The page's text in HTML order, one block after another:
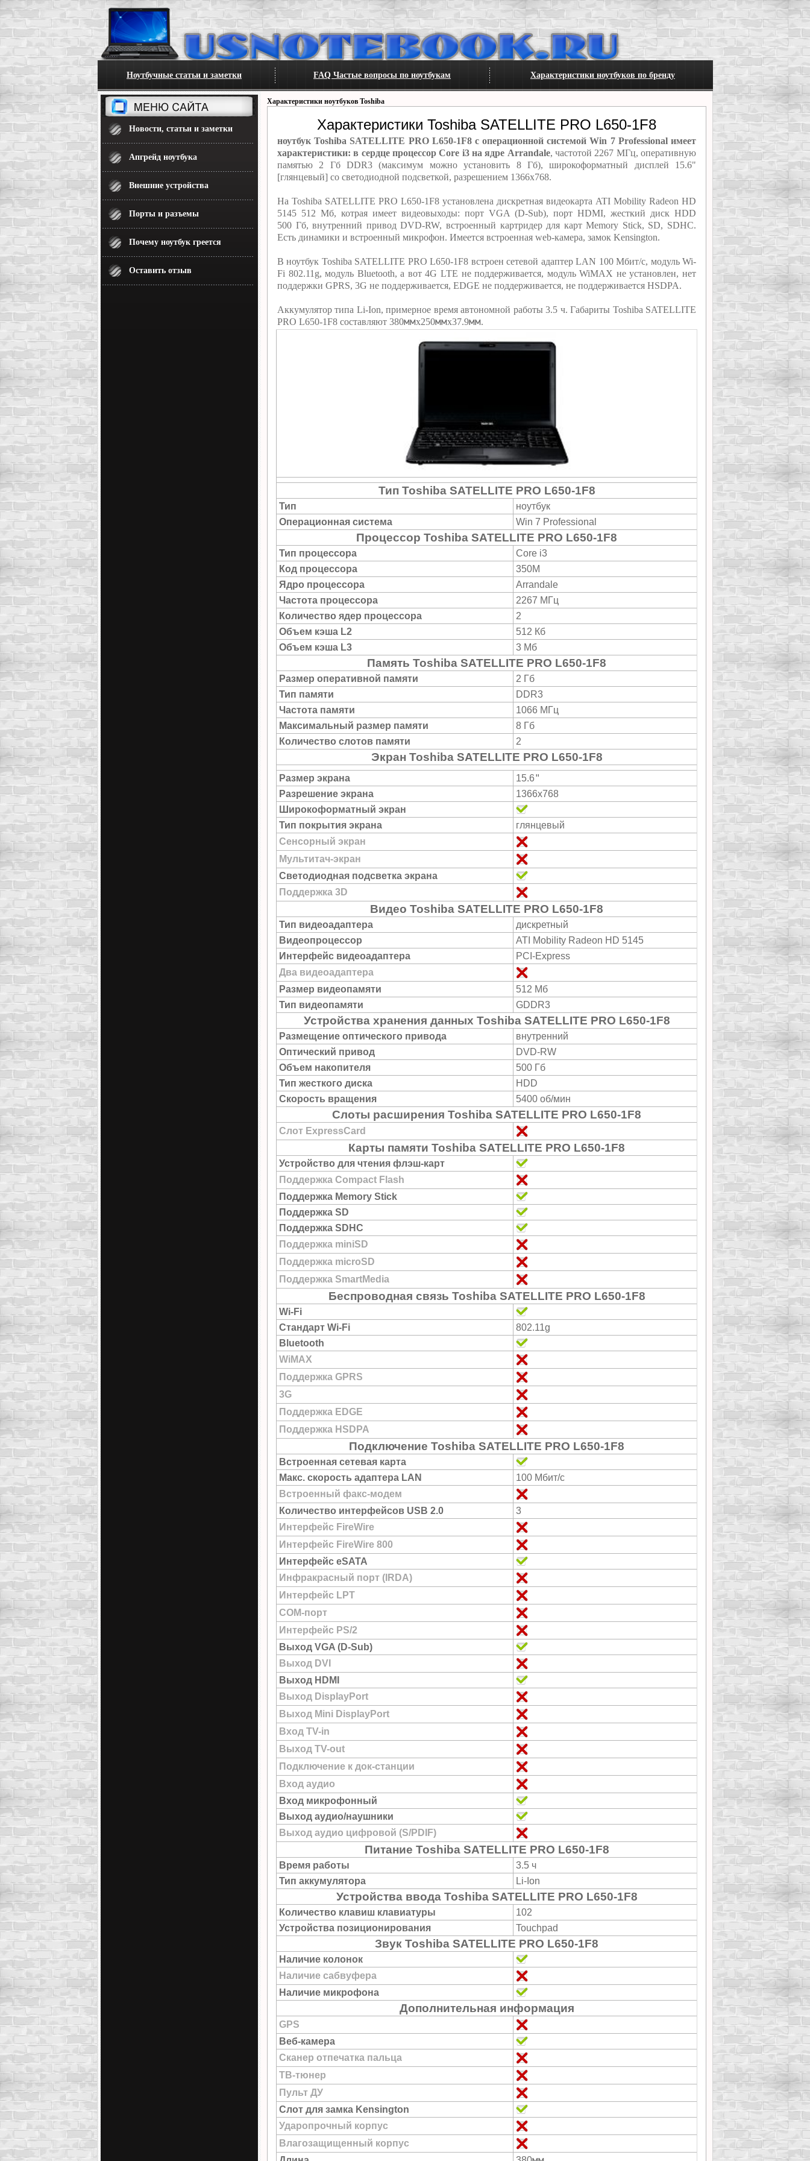
Ноутбучные статьи и заметки FAQ Частые вопросы по ноутбукам Характеристики ноутбуков по бренду
Новости, статьи и заметки
Апгрейд ноутбука
Внешние устройства
Порты и разъемы
Почему ноутбук греется
Оставить отзыв
Характеристики ноутбуков Toshiba
Характеристики Toshiba SATELLITE PRO L650-1F8
ноутбук Toshiba SATELLITE PRO L650-1F8 с операционной системой Win 7 Professional имеет
характеристики: в сердце процессор Core i3 на ядре Arrandale, частотой 2267 МГц, оперативную
памятью 2 Гб DDR3 (максимум можно установить 8 Гб), широкоформатный дисплей 15.6"
[глянцевый] со светодиодной подсветкой, разрешением 1366x768.
На Toshiba SATELLITE PRO L650-1F8 установлена дискретная видеокарта ATI Mobility Radeon HD
5145 512 Мб, котрая имеет видеовыходы: порт VGA (D-Sub), порт HDMI, жесткий диск HDD
500 Гб, внутренний привод DVD-RW, встроенный картридер для карт Memory Stick, SD, SDHC.
Есть динамики и встроенный микрофон. Имеется встроенная web-камера, замок Kensington.
В ноутбук Toshiba SATELLITE PRO L650-1F8 встроен сетевой адаптер LAN 100 Мбит/с, модуль Wi-
Fi 802.11g, модуль Bluetooth, а вот 4G LTE не поддерживается, модуль WiMAX не установлен, нет
поддержки GPRS, 3G не поддерживается, EDGE не поддерживается, не поддерживается HSDPA.
Аккумулятор типа Li-Ion, примерное время автономной работы 3.5 ч. Габариты Toshiba SATELLITE
PRO L650-1F8 составляют 380ммх250ммх37.9мм.
Тип Toshiba SATELLITE PRO L650-1F8
Тип
ноутбук
Операционная система
Win 7 Professional
Процессор Toshiba SATELLITE PRO L650-1F8
Тип процессора
Core i3
Код процессора
350M
Ядро процессора
Arrandale
Частота процессора
2267 МГц
Количество ядер процессора
2
Объем кэша L2
512 Кб
Объем кэша L3
3 Мб
Память Toshiba SATELLITE PRO L650-1F8
Размер оперативной памяти
2 Гб
Тип памяти
DDR3
Частота памяти
1066 МГц
Максимальный размер памяти
8 Гб
Количество слотов памяти
2
Экран Toshiba SATELLITE PRO L650-1F8
Размер экрана 15.6"
Разрешение экрана
1366x768
Широкоформатный экран
Тип покрытия экрана
глянцевый
Сенсорный экран
Мультитач-экран
Светодиодная подсветка экрана
Поддержка 3D
Видео Toshiba SATELLITE PRO L650-1F8
Тип видеоадаптера
дискретный
Видеопроцессор
ATI Mobility Radeon HD 5145
Интерфейс видеоадаптера
PCI-Express
Два видеоадаптера
Размер видеопамяти
512 Мб
Тип видеопамяти
GDDR3
Устройства хранения данных Toshiba SATELLITE PRO L650-1F8
Размещение оптического привода
внутренний
Оптический привод
DVD-RW
Объем накопителя
500 Гб
Тип жесткого диска
HDD
Скорость вращения
5400 об/мин
Слоты расширения Toshiba SATELLITE PRO L650-1F8
Слот ExpressCard
Карты памяти Toshiba SATELLITE PRO L650-1F8
Устройство для чтения флэш-карт
Поддержка Compact Flash
Поддержка Memory Stick
Поддержка SD
Поддержка SDHC
Поддержка miniSD
Поддержка microSD
Поддержка SmartMedia
Беспроводная связь Toshiba SATELLITE PRO L650-1F8
Wi-Fi
Стандарт Wi-Fi
802.11g
Bluetooth
WiMAX
Поддержка GPRS
3G
Поддержка EDGE
Поддержка HSDPA
Подключение Toshiba SATELLITE PRO L650-1F8
Встроенная сетевая карта
Макс. скорость адаптера LAN
100 Мбит/с
Встроенный факс-модем
Количество интерфейсов USB 2.0
3
Интерфейс FireWire
Интерфейс FireWire 800
Интерфейс eSATA
Инфракрасный порт (IRDA)
Интерфейс LPT
COM-порт
Интерфейс PS/2
Выход VGA (D-Sub)
Выход DVI
Выход HDMI
Выход DisplayPort
Выход Mini DisplayPort
Вход TV-in
Выход TV-out
Подключение к док-станции
Вход аудио
Вход микрофонный
Выход аудио/наушники
Выход аудио цифровой (S/PDIF)
Питание Toshiba SATELLITE PRO L650-1F8
Время работы
3.5 ч
Тип аккумулятора
Li-Ion
Устройства ввода Toshiba SATELLITE PRO L650-1F8
Количество клавиш клавиатуры
102
Устройства позиционирования
Touchpad
Звук Toshiba SATELLITE PRO L650-1F8
Наличие колонок
Наличие сабвуфера
Наличие микрофона
Дополнительная информация
GPS
Веб-камера
Сканер отпечатка пальца
ТВ-тюнер
Пульт ДУ
Слот для замка Kensington
Ударопрочный корпус
Влагозащищенный корпус